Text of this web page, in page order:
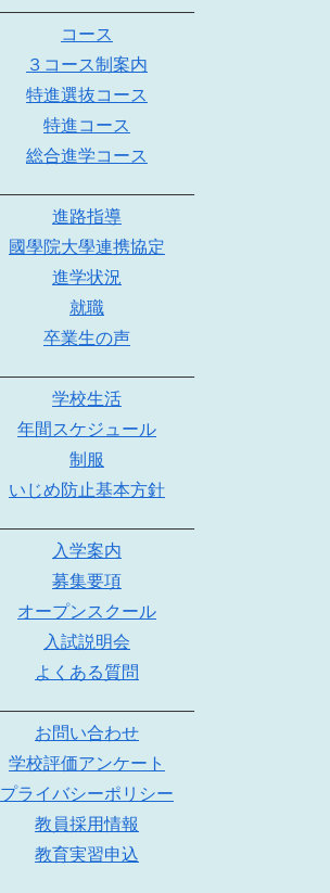
コース
３コース制案内
特進選抜コース
特進コース
総合進学コース
進路指導
國學院大學連携協定
進学状況
就職
卒業生の声
学校生活
年間スケジュール
制服
いじめ防止基本方針
入学案内
募集要項
オープンスクール
入試説明会
よくある質問
お問い合わせ
学校評価アンケート
プライバシーポリシー
教員採用情報
教育実習申込